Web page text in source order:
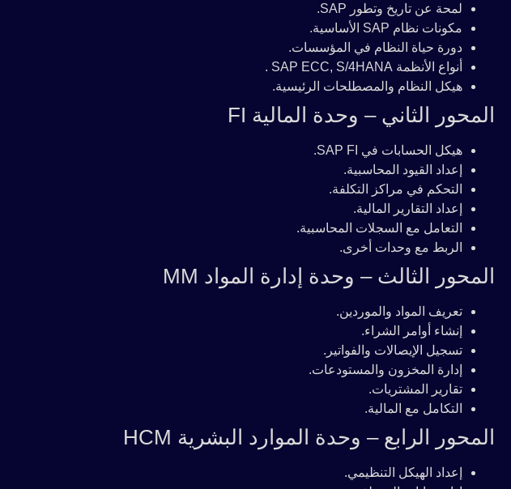
لمحة عن تاريخ وتطور SAP.
مكونات نظام SAP الأساسية.
دورة حياة النظام في المؤسسات.
أنواع الأنظمة SAP ECC, S/4HANA .
هيكل النظام والمصطلحات الرئيسية.
المحور الثاني – وحدة المالية FI
هيكل الحسابات في SAP FI.
إعداد القيود المحاسبية.
التحكم في مراكز التكلفة.
إعداد التقارير المالية.
التعامل مع السجلات المحاسبية.
الربط مع وحدات أخرى.
المحور الثالث – وحدة إدارة المواد MM
تعريف المواد والموردين.
إنشاء أوامر الشراء.
تسجيل الإيصالات والفواتير.
إدارة المخزون والمستودعات.
تقارير المشتريات.
التكامل مع المالية.
المحور الرابع – وحدة الموارد البشرية HCM
إعداد الهيكل التنظيمي.